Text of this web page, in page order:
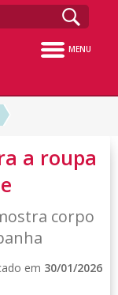
MENU
a roupa
corpo
em 30/01/2026